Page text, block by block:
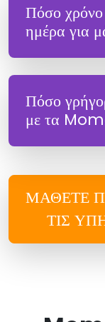
Πόσο χρόνο
ημέρα για
Πόσο
με τα
ΜΆΘΕΤΕ
ΤΙΣ